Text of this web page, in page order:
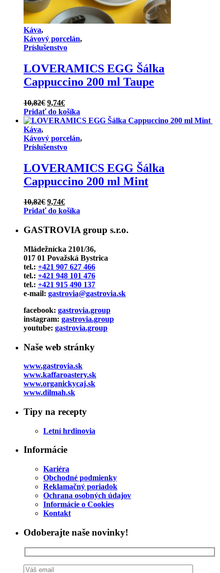
Káva,
Kávový porcelán,
Príslušenstvo
LOVERAMICS EGG Šálka
Cappuccino 200 ml Taupe
10,82€ Pôvodná
cena
bola:
9,74€Aktuálna
cena
je:
Pridať do košíka
Káva,
Kávový porcelán,
Príslušenstvo
LOVERAMICS EGG Šálka
Cappuccino 200 ml Mint
10,82€ Pôvodná
cena
10,82€.
9,74€Aktuálna
cena
9,74€.
Pridať do košíka
GASTROVIA group s.r.o.
Mládežnícka 2101/36,
017 01 Považská Bystrica
tel.: +421 907 627 466
tel.: +421 948 101 476
tel.: +421 915 490 137
e-mail: gastrovia@gastrovia.sk
facebook: gastrovia.group
instagram: gastrovia.group
youtube: gastrovia.group
Naše web stránky
www.gastrovia.sk
www.kaffaroastery.sk
www.organickycaj.sk
www.dilmah.sk
Tipy na recepty
Letní hrdinovia
Informácie
Kariéra
Obchodné podmienky
Reklamačný poriadok
Ochrana osobných údajov
Informácie o Cookies
Kontakt
Odoberajte naše novinky!